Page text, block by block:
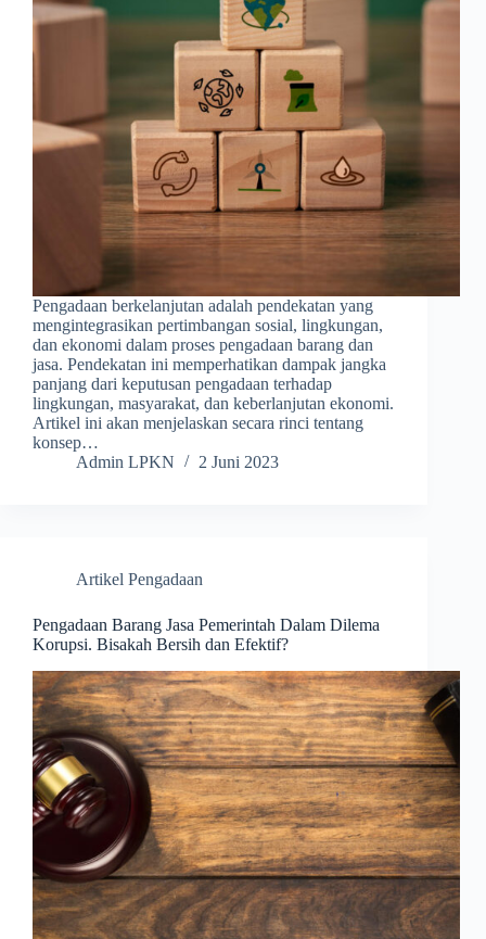
Pengadaan berkelanjutan adalah pendekatan yang
mengintegrasikan pertimbangan sosial, lingkungan,
dan ekonomi dalam proses pengadaan barang dan
jasa. Pendekatan ini memperhatikan dampak jangka
panjang dari keputusan pengadaan terhadap
lingkungan, masyarakat, dan keberlanjutan ekonomi.
Artikel ini akan menjelaskan secara rinci tentang
konsep…
Admin LPKN
2 Juni 2023
Artikel Pengadaan
Pengadaan Barang Jasa Pemerintah Dalam Dilema
Korupsi. Bisakah Bersih dan Efektif?